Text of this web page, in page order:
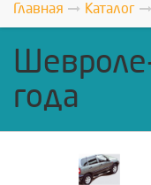
Главная Каталог
года